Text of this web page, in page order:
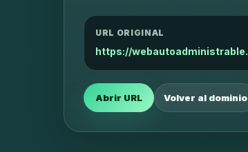
URL ORIGINAL
https://
Abrir URL Volver al dominio